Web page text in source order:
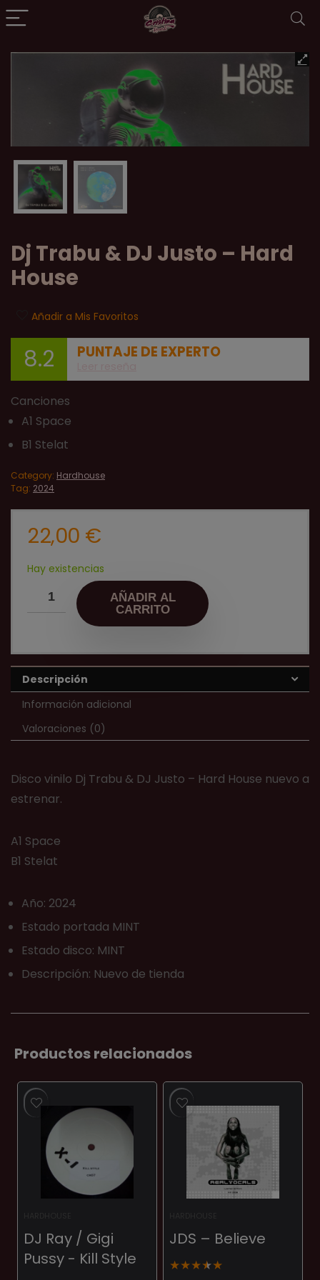
Dj Trabu & DJ Justo ‎– Hard
House
Añadir a Mis Favoritos
8.2 PUNTAJE DE EXPERTO
Canciones
A1 Space
B1 Stelat
Category: Hardhouse
Tag: 2024
22,00 €
Hay existencias
AÑADIR AL
CARRITO
Descripción
Información adicional
Valoraciones (0)
Disco vinilo Dj Trabu & DJ Justo ‎– Hard House nuevo a
estrenar.
A1 Space
B1 Stelat
Año: 2024
Estado portada MINT
Estado disco: MINT
Descripción: Nuevo de tienda
Productos relacionados
DJ Ray / Gigi
Pussy ‎- Kill Style
JDS – Believe
★★★★★